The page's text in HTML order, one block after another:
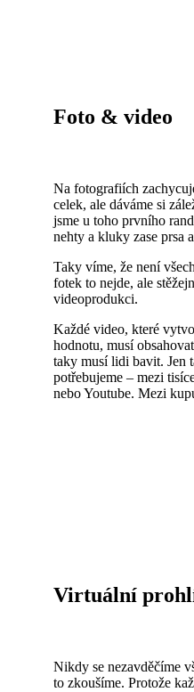
Foto & video
Na fotografiích
celek, ale dáváme si
jsme u toho prvního
nehty a kluky zase prsa
Taky víme, že není
fotek to nejde, ale
videoprodukci.
Každé video, které
hodnotu, musí
taky musí lidi bavit. Jen
potřebujeme – mezi
nebo Youtube. Mezi
Virtuální
Nikdy se nezavděčíme
to zkoušíme. Protože